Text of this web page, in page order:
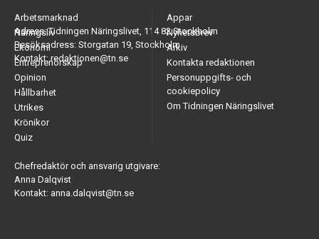
Adress: Tidningen Näringslivet, 114 82 Stockholm
Besöksadress: Storgatan 19, Stockholm
Kontakt: redaktionen@tn.se
Arbetsmarknad
Näringsliv
Ekonomi
Entreprenörskap
Opinion
Hållbarhet
Utrikes
Krönikor
Quiz
Appar
Nyhetsbrev
Arkiv
Kontakta redaktionen
Personuppgifts- och
cookiepolicy
Om Tidningen Näringslivet
Chefredaktör och ansvarig utgivare:
Anna Dalqvist
Kontakt: anna.dalqvist@tn.se